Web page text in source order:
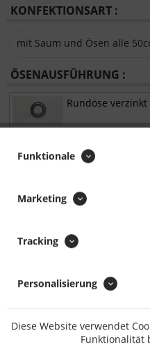
KONFEKTIONSART :
ÖSENAUSFÜHRUNG :
Rundöse verzinkt
SONDERAUSFÜHRUNG :
großes
Funktionale
Marketing
Tracking
Personalisierung
Diese Website verwendet
Funktionalität